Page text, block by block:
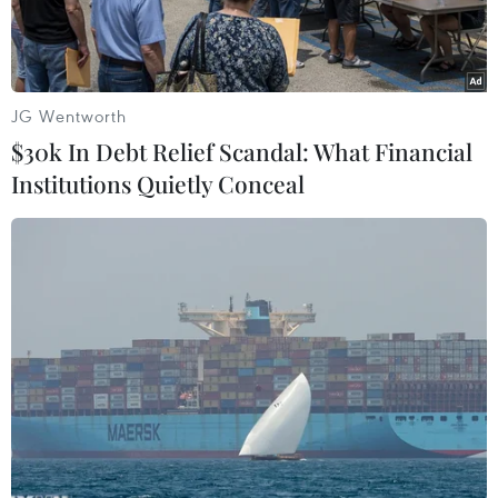
Phi.
Thủ tướng do chính quyền quân sự Niger bổ nhiệm, ông Ali
Mahaman Lamine Zeine, trong cuộc họp báo ở Niamey ngày
4/9/2023. (Ảnh: AFP/TTXVN)
Thủ tướng Niger, ông Ali Mahaman Lamine
JG Wentworth
$30k In Debt Relief Scandal: What Financial
Institutions Quietly Conceal